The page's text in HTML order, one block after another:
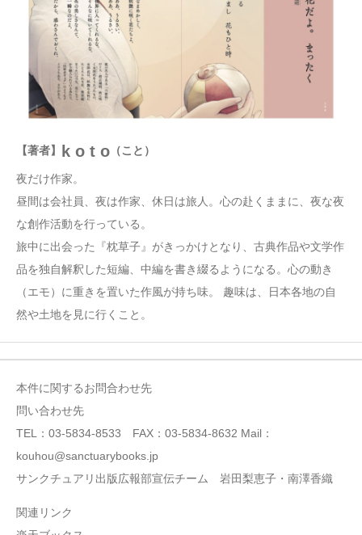
【著者】 k o t o （こと）
夜だけ作家。
昼間は会社員、夜は作家、休日は旅人。心の赴くままに、夜な夜
な創作活動を行っている。
旅中に出会った『枕草子』がきっかけとなり、古典作品や文学作
品を独自解釈した短編、中編を書き綴るようになる。心の動き
（エモ）に重きを置いた作風が持ち味。 趣味は、日本各地の自
然や土地を見に行くこと。
本件に関するお問合わせ先
問い合わせ先
TEL：03-5834-8533 FAX：03-5834-8632 Mail：
kouhou@sanctuarybooks.jp
サンクチュアリ出版広報部宣伝チーム 岩田梨恵子・南澤香織
関連リンク